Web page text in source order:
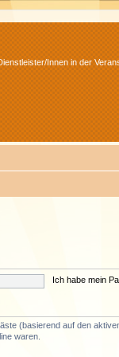
Innen in der
Ich habe mein
(basierend auf den
waren.